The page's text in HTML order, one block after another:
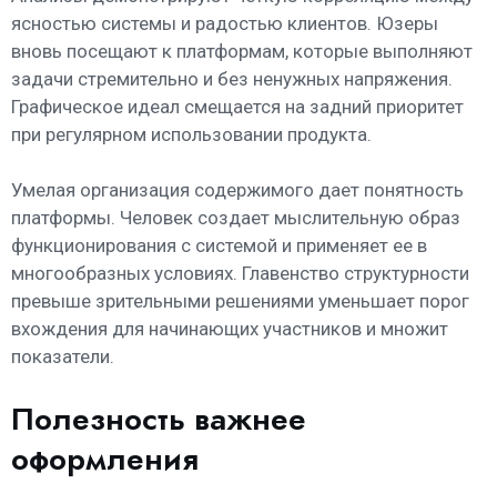
ясностью системы и радостью клиентов. Юзеры
вновь посещают к платформам, которые выполняют
задачи стремительно и без ненужных напряжения.
Графическое идеал смещается на задний приоритет
при регулярном использовании продукта.
Умелая организация содержимого дает понятность
платформы. Человек создает мыслительную образ
функционирования с системой и применяет ее в
многообразных условиях. Главенство структурности
превыше зрительными решениями уменьшает порог
вхождения для начинающих участников и множит
показатели.
Полезность важнее
оформления